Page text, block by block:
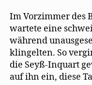
Im Vorzimmer des
wartete eine
während
klingelten. So
die Seyß-Inquart
auf ihn ein, diese